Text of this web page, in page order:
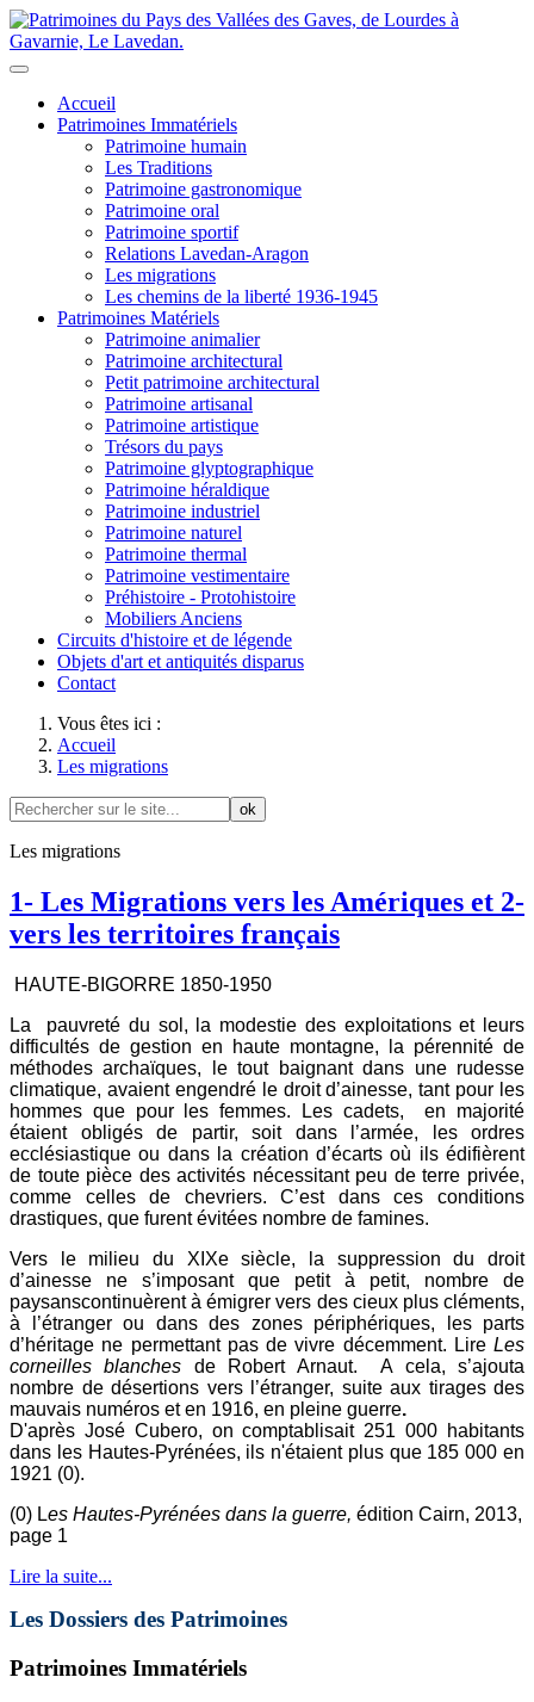
Accueil
Patrimoines Immatériels
Patrimoine humain
Les Traditions
Patrimoine gastronomique
Patrimoine oral
Patrimoine sportif
Relations Lavedan-Aragon
Les migrations
Les chemins de la liberté 1936-1945
Patrimoines Matériels
Patrimoine animalier
Patrimoine architectural
Petit patrimoine architectural
Patrimoine artisanal
Patrimoine artistique
Trésors du pays
Patrimoine glyptographique
Patrimoine héraldique
Patrimoine industriel
Patrimoine naturel
Patrimoine thermal
Patrimoine vestimentaire
Préhistoire - Protohistoire
Mobiliers Anciens
Circuits d'histoire et de légende
Objets d'art et antiquités disparus
Contact
Vous êtes ici :
Accueil
Les migrations
ok
Les migrations
1- Les Migrations vers les Amériques et 2-
vers les territoires français
HAUTE-BIGORRE 1850-1950
La pauvreté du sol, la modestie des exploitations et leurs
difficultés de gestion en haute montagne, la pérennité de
méthodes archaïques, le tout baignant dans une rudesse
climatique, avaient engendré le droit d’ainesse, tant pour les
hommes que pour les femmes. Les cadets, en majorité
étaient obligés de partir, soit dans l’armée, les ordres
ecclésiastique ou dans la création d’écarts où ils édifièrent
de toute pièce des activités nécessitant peu de terre privée,
comme celles de chevriers. C’est dans ces conditions
drastiques, que furent évitées nombre de famines.
Vers le milieu du XIXe siècle, la suppression du droit
d’ainesse ne s’imposant que petit à petit, nombre de
paysanscontinuèrent à émigrer vers des cieux plus cléments,
à l’étranger ou dans des zones périphériques, les parts
d’héritage ne permettant pas de vivre décemment. Lire Les
corneilles blanches de Robert Arnaut. A cela, s’ajouta
nombre de désertions vers l’étranger, suite aux tirages des
mauvais numéros et en 1916, en pleine guerre.
D'après José Cubero, on comptablisait 251 000 habitants
dans les Hautes-Pyrénées, ils n'étaient plus que 185 000 en
1921 (0).
(0) Les Hautes-Pyrénées dans la guerre, édition Cairn, 2013,
page 1
Lire la suite...
Les Dossiers des Patrimoines
Patrimoines Immatériels